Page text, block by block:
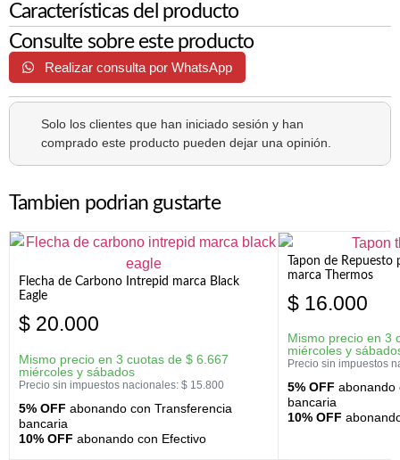
Características del producto
Consulte sobre este producto
Realizar consulta por WhatsApp
Solo los clientes que han iniciado sesión y han
comprado este producto pueden dejar una opinión.
Tambien podrian gustarte
Flecha de Carbono Intrepid marca Black
Eagle
$ 20.000
Mismo precio en 3 cuotas de $ 6.667
miércoles y sábados
Precio sin impuestos nacionales: $ 15.800
5% OFF abonando con Transferencia
bancaria
10% OFF abonando con Efectivo
Tapon de Repuesto
marca Thermos
$ 16.000
Mismo precio en 3
miércoles y
Precio sin impuestos
5% OFF abonando
bancaria
10% OFF